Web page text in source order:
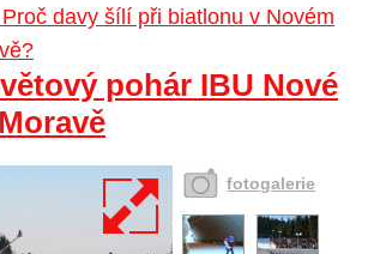
davy šílí při biatlonu v Novém
pohár IBU Nové
fotogalerie